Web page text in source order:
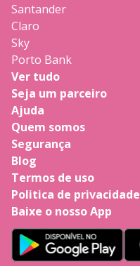
Santander
Claro
Sky
Porto Bank
Ver tudo
Seja um parceiro
Ajuda
Quem somos
Segurança
Blog
Termos de uso
Politica de privacidade
Baixe o nosso App